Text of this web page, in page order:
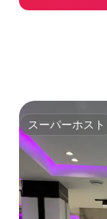
スーパーホスト
スーパーホスト